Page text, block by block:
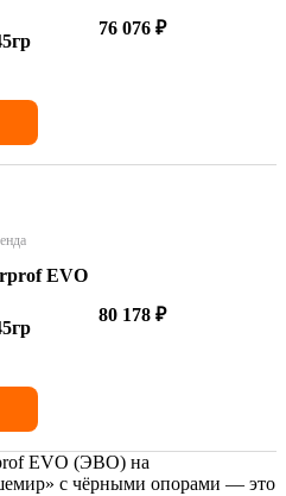
76 076 ₽
EVO
80 178 ₽
EVO (ЭВО) на
с чёрными опорами — это